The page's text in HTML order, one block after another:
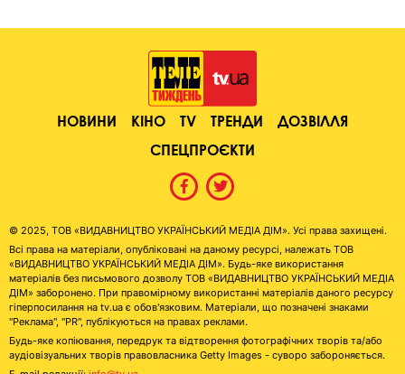
НОВИНИ КІНО TV ТРЕНДИ
ДОЗВІЛЛЯ
СПЕЦПРОЄКТИ
© 2025, ТОВ «ВИДАВНИЦТВО УКРАЇНСЬКИЙ МЕДІА ДІМ». Усі права захищені.
Всі права на матеріали, опубліковані на даному ресурсі, належать ТОВ
«ВИДАВНИЦТВО УКРАЇНСЬКИЙ МЕДІА ДІМ». Будь-яке використання
матеріалів без письмового дозволу ТОВ «ВИДАВНИЦТВО УКРАЇНСЬКИЙ МЕДІА
ДІМ» заборонено. При правомірному використанні матеріалів даного ресурсу
гіперпосилання на tv.ua є обов'язковим. Матеріали, що позначені знаками
"Реклама", "PR", публікуються на правах реклами.
Будь-яке копіювання, передрук та відтворення фотографічних творів та/або
аудіовізуальних творів правовласника Getty Images - суворо забороняється.